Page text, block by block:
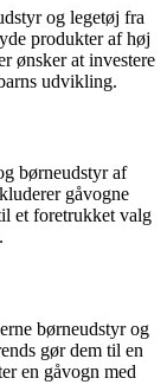
og legetøj fra
produkter af høj
ønsker at investere
udvikling.
børneudstyr af
gåvogne
et foretrukket valg
børneudstyr og
gør dem til en
en gåvogn med